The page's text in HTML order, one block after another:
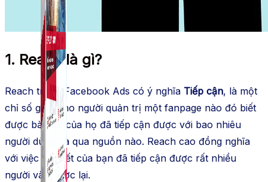
1. Reach là gì?
Reach trong Facebook Ads có ý nghĩa Tiếp cận, là một
chỉ số giúp cho người quản trị một fanpage nào đó biết
được bài viết của họ đã tiếp cận được với bao nhiêu
người dùng và qua nguồn nào. Reach cao đồng nghĩa
với việc bài viết của bạn đã tiếp cận được rất nhiều
người và ngược lại.